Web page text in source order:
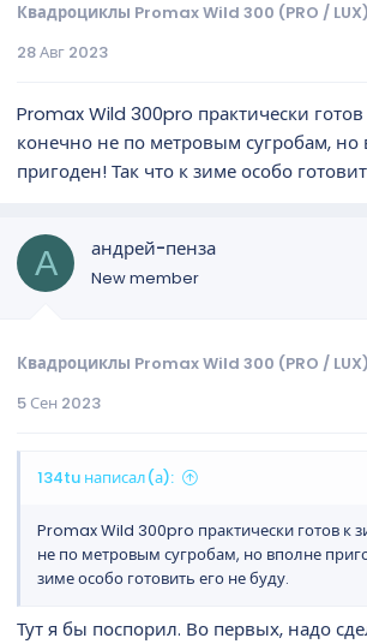
Квадроциклы Promax Wild 300 (PRO /
28 Авг 2023
Promax Wild 300pro практически
конечно не по метровым сугробам, но
пригоден! Так что к зиме особо
А андрей-пенза
New member
Квадроциклы Promax Wild 300 (PRO /
5 Сен 2023
134tu написал(а):
Promax Wild 300pro практически готов к
не по метровым сугробам, но вполне
зиме особо готовить его не буду.
Тут я бы поспорил. Во первых, надо